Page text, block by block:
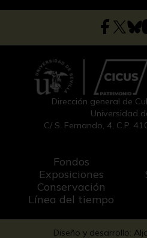
Dirección general de
Universidad
C/ S. Fernando, 4, C.P.
Fondos
Exposiciones
Conservación
Línea del tiempo
Diseño y desarrollo: